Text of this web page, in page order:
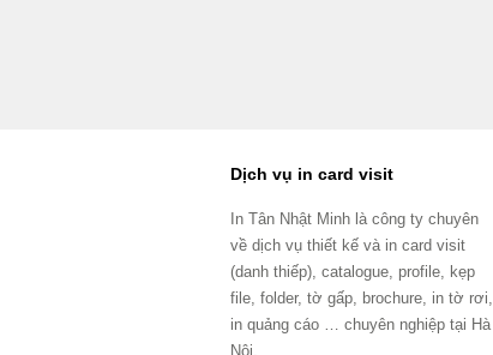
Dịch vụ in card visit
In Tân Nhật Minh là công ty chuyên
về dịch vụ thiết kế và in card visit
(danh thiếp), catalogue, profile, kẹp
file, folder, tờ gấp, brochure, in tờ rơi,
in quảng cáo … chuyên nghiệp tại Hà
Nội.